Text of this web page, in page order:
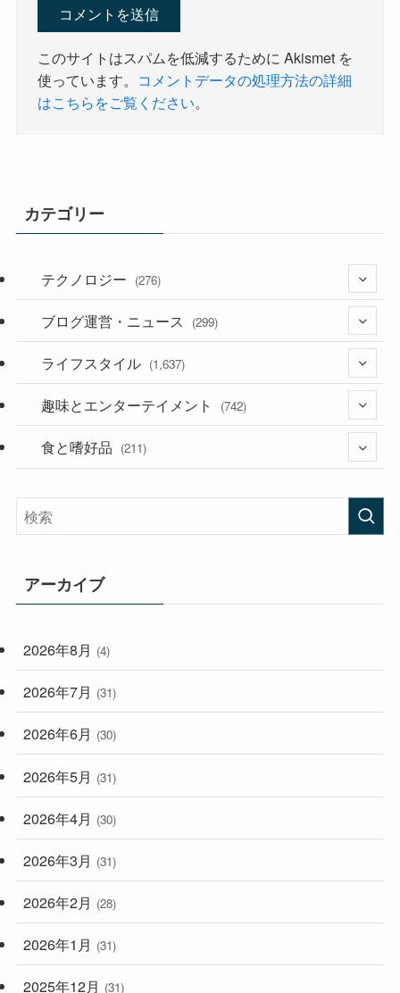
このサイトはスパムを低減するために Akismet を
使っています。 コメントデータの処理方法の詳細
はこちらをご覧ください。
カテゴリー
テクノロジー (276)
(36)
(187)
ブログ運営・ニュース (299)
(118)
(181)
ライフスタイル (1,637)
(394)
(282)
(33)
(248)
趣味とエンターテイメント (742)
(56)
食と嗜好品 (211)
アーカイブ
2026年8月 (4)
2026年7月 (31)
2026年6月 (30)
2026年5月 (31)
2026年4月 (30)
2026年3月 (31)
2026年2月 (28)
2026年1月 (31)
2025年12月 (31)